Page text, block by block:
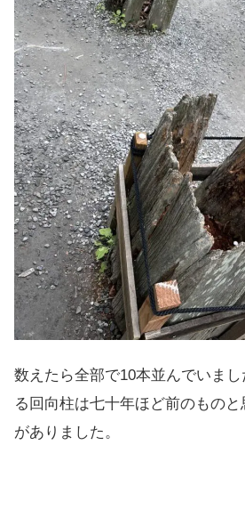
数えたら全部で10本並んでいま
る回向柱は七十年ほど前のもの
がありました。